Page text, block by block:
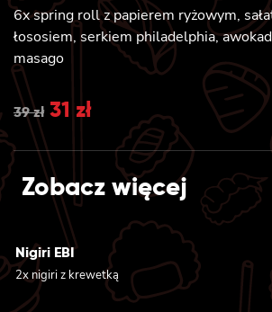
6x spring roll z papierem ryżowym,
łososiem, serkiem philadelphia,
masago
39zł Original
was:
39 zł.
31 złCurrent
price
Zobacz więcej
Nigiri EBI
2x nigiri z krewetką